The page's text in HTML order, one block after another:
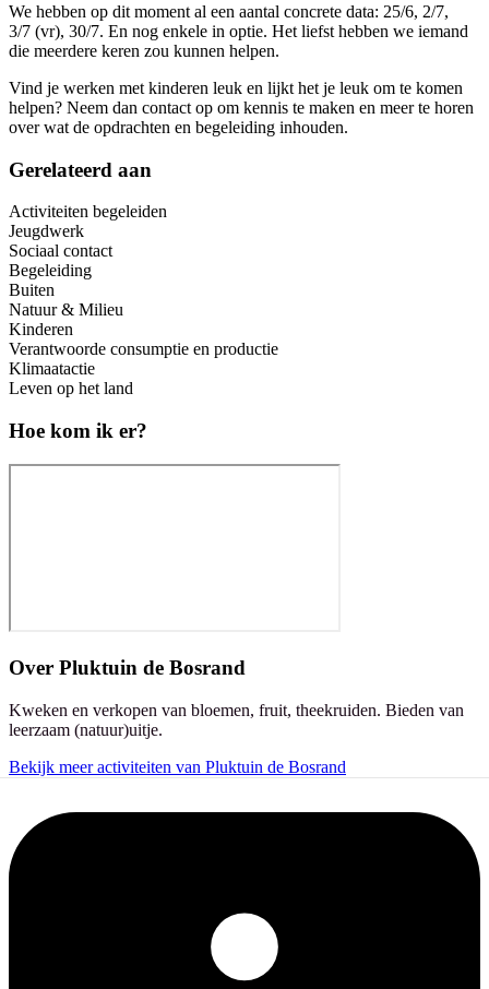
We hebben op dit moment al een aantal concrete data: 25/6, 2/7,
3/7 (vr), 30/7. En nog enkele in optie. Het liefst hebben we iemand
die meerdere keren zou kunnen helpen.
Vind je werken met kinderen leuk en lijkt het je leuk om te komen
helpen? Neem dan contact op om kennis te maken en meer te horen
over wat de opdrachten en begeleiding inhouden.
Gerelateerd aan
Activiteiten begeleiden
Jeugdwerk
Sociaal contact
Begeleiding
Buiten
Natuur & Milieu
Kinderen
Verantwoorde consumptie en productie
Klimaatactie
Leven op het land
Hoe kom ik er?
Over Pluktuin de Bosrand
Kweken en verkopen van bloemen, fruit, theekruiden. Bieden van
leerzaam (natuur)uitje.
Bekijk meer activiteiten van Pluktuin de Bosrand